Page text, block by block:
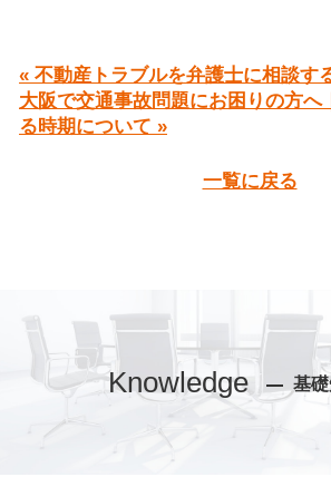
« 不動産トラブルを弁護士に相談す
大阪で交通事故問題にお困りの方へ
る時期について »
一覧に戻る
Knowledge 基